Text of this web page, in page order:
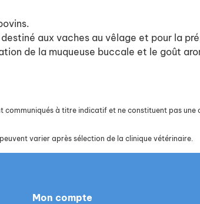
aux vaches au vêlage et pour la
de la muqueuse buccale et le goût
communiqués à titre indicatif et ne constituent pas
varier après sélection de la clinique vétérinaire.
Mon compte